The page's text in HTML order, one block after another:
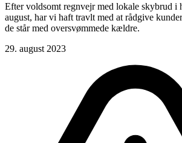
Efter voldsomt regnvejr med lokale skybrud i
august, har vi haft travlt med at rådgive
de står med oversvømmede kældre.
29. august 2023